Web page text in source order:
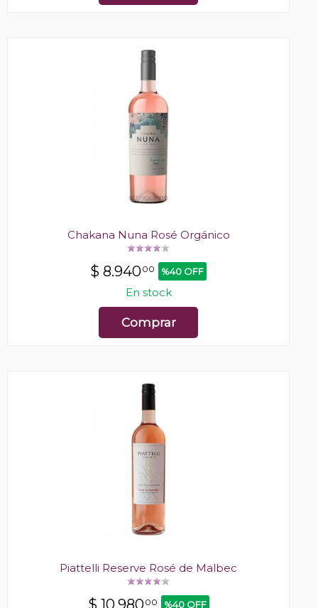
Chakana Nuna Rosé Orgánico
$ 8.94000 %40 OFF
En stock
Comprar
Piattelli Reserve Rosé de Malbec
00 %40 OFF